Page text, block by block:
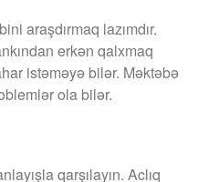
araşdırmaq lazımdır.
erkən qalxmaq
istəməyə bilər. Məktəbə
ola bilər.
qarşılayın. Aclıq